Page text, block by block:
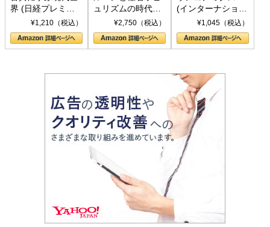
界 (日経プレミア
シリーズ)¥1,210（税込）
ュリズムの時代：
〈ヤヌス〉の二つ
の顔
¥2,750（税込）
(インターナショナ
ル新書)¥1,045（税込）